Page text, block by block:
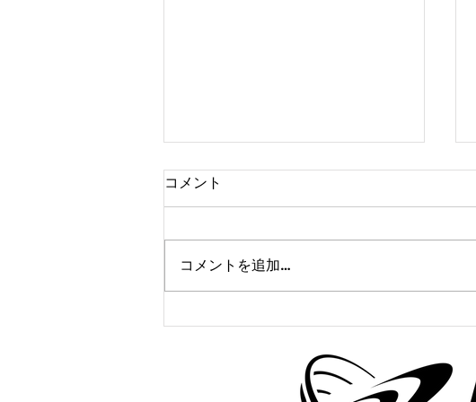
かけっこクラブ＠寝屋川
コメント
コメントを追加…